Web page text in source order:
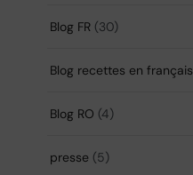
Blog FR (30)
Blog recettes en français
Blog RO (4)
presse (5)